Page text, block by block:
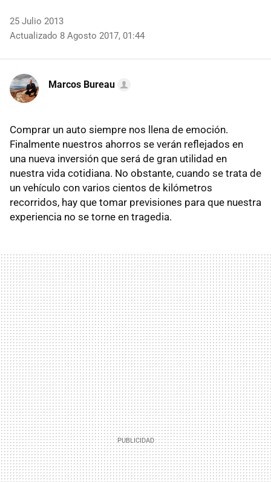
25 Julio 2013
Actualizado 8 Agosto 2017, 01:44
Marcos Bureau
Comprar un auto siempre nos llena de emoción.
Finalmente nuestros ahorros se verán reflejados en
una nueva inversión que será de gran utilidad en
nuestra vida cotidiana. No obstante, cuando se trata de
un vehículo con varios cientos de kilómetros
recorridos, hay que tomar previsiones para que nuestra
experiencia no se torne en tragedia.